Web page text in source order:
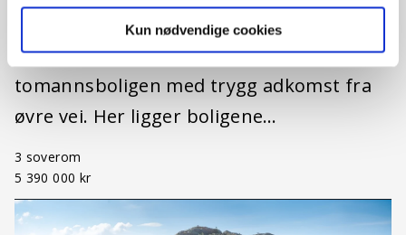
Kun nødvendige cookies
BeskrivelseRekken består av fire moderne
eneboliger, plassert et nivå over
tomannsboligen med trygg adkomst fra
øvre vei. Her ligger boligene…
3 soverom
5 390 000 kr